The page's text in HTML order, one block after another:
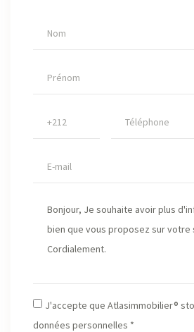
J'accepte que Atlasimmobilier®
données personnelles *